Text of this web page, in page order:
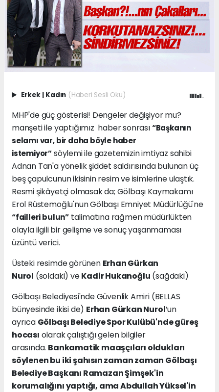
Erkek | Kadın (Haberi Sesli Oku)
MHP'de güç gösterisi! Dengeler değişiyor mu?
manşeti ile yaptığımız haber sonrası“Başkanın
selamı var, bir daha böyle haber
istemiyor”söylemi ile gazetemizin imtiyaz sahibi
Adnan Tan'a yönelik şiddet saldırısında bulunan üç
beş çapulcunun ikisinin resim ve isimlerine ulaştık.
Resmi şikâyetçi olmasak da; Gölbaşı Kaymakamı
Erol Rüstemoğlu'nun Gölbaşı Emniyet Müdürlüğü'ne
“failleri bulun”talimatına rağmen müdürlükten
olayla ilgili bir gelişme ve sonuç yaşanmaması
üzüntü verici.
Üsteki resimde görünen Erhan Gürkan
Nurol (soldaki) veKadir Hukanoğlu (sağdaki)
Gölbaşı Belediyesi'nde Güvenlik Amiri (BELLAS
bünyesinde ikisi de) Erhan Gürkan Nurol’un
ayrıca Gölbaşı Belediye Spor Kulübü'nde güreş
hocası olarak çalıştığı gelen bilgiler
arasında. Bankamatik maaşçıları oldukları
söylenen bu iki şahısın zaman zaman Gölbaşı
Belediye Başkanı Ramazan Şimşek'in
korumalığını yaptığı, ama Abdullah Yüksel'in